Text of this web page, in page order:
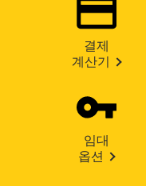
결제
계산기
임대
옵션